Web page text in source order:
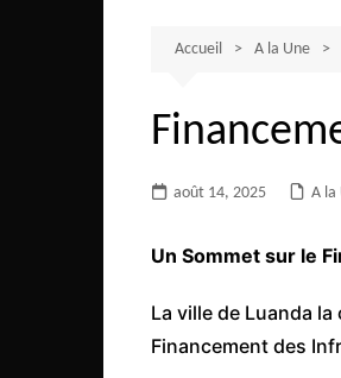
Accueil A la Une
août 14, 2025 A la
Un Sommet sur le
La ville de Luanda
Financement des